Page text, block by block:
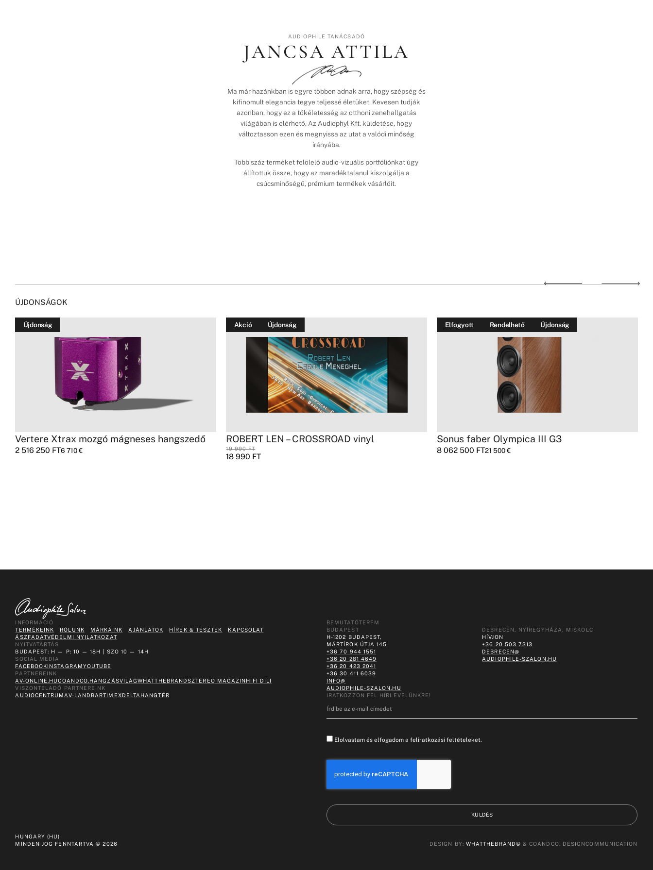
AUDIOPHILE TANÁCSADÓ
JANCSA ATTILA
Ma már hazánkban is egyre többen adnak arra, hogy szépség és
kifinomult elegancia tegye teljessé életüket. Kevesen tudják
azonban, hogy ez a tökéletesség az otthoni zenehallgatás
világában is elérhető. Az Audiophyl Kft. küldetése, hogy
változtasson ezen és megnyissa az utat a valódi minőség
irányába.
Több száz terméket felölelő audio-vizuális portfóliónkat úgy
állítottuk össze, hogy az maradéktalanul kiszolgálja a
csúcsminőségű, prémium termékek vásárlóit.
ÚJDONSÁGOK
Újdonság
Vertere Xtrax mozgó mágneses hangszedő
2 516 250 FT6 710€
Akció Újdonság
ROBERT LEN – CROSSROAD vinyl
19 990FT
18 990 FT
Elfogyott Rendelhető Újdonság
Sonus faber Olympica III G3
8 062 500 FT21 500€
INFORMÁCIÓ
TERMÉKEINK
RÓLUNK MÁRKÁINK AJÁNLATOK HÍREK & TESZTEK
KAPCSOLAT
ÁSZFADATVÉDELMI NYILATKOZAT
NYITVATARTÁS
BUDAPEST: H — P: 10 — 18H | SZO 10 — 14H
SOCIAL MEDIA
FACEBOOKINSTAGRAMYOUTUBE
PARTNEREINK
AV-ONLINE.HUCOANDCO.HANGZÁSVILÁGWHATTHEBRANDSZTEREO MAGAZIN HIFI DILI
VISZONTELADÓ PARTNEREINK
AUDIOCENTRUM AV-LAND BARTIMEXDELTA HANGTÉR
BEMUTATÓTEREM
BUDAPEST
H-1202 BUDAPEST,
MÁRTÍROK ÚTJA 145
+36 70 944 1551
+36 20 281 4649
+36 20 423 2041
+36 30 411 6039
INFO@
AUDIOPHILE-SZALON.HU
DEBRECEN, NYÍREGYHÁZA, MISKOLC
HÍVJON
+36 20 503 7313
DEBRECEN@
AUDIOPHILE-SZALON.HU
IRATKOZZON FEL HÍRLEVELÜNKRE!
Elolvastam és elfogadom a feliratkozási feltételeket.
KÜLDÉS
HUNGARY (HU)
MINDEN JOG FENNTARTVA ©2026 DESIGN BY: WHATTHEBRAND© & COANDCO. DESIGNCOMMUNICATION